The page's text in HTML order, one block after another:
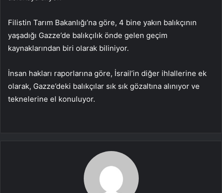
Filistin Tarım Bakanlığı’na göre, 4 bine yakın balıkçının
yaşadığı Gazze’de balıkçılık önde gelen geçim
kaynaklarından biri olarak biliniyor.
İnsan hakları raporlarına göre, İsrail’in diğer ihlallerine ek
olarak, Gazze’deki balıkçılar sık ​​sık gözaltına alınıyor ve
teknelerine el konuluyor.